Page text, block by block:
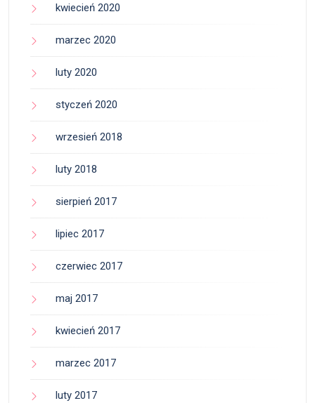
kwiecień 2020
marzec 2020
luty 2020
styczeń 2020
wrzesień 2018
luty 2018
sierpień 2017
lipiec 2017
czerwiec 2017
maj 2017
kwiecień 2017
marzec 2017
luty 2017